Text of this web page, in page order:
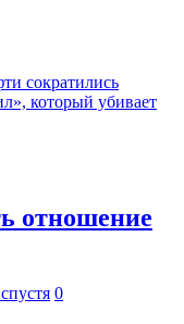
сократились
который убивает
отношение
0